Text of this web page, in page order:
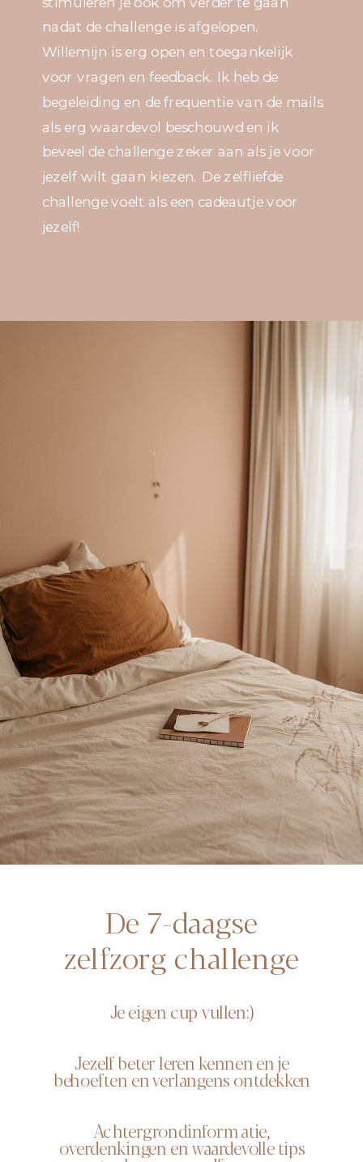
nadat de challenge is afgelopen.
Willemijn is erg open en toegankelijk
voor vragen en feedback. Ik heb de
begeleiding en de frequentie van de mails
als erg waardevol beschouwd en ik
beveel de challenge zeker aan als je voor
jezelf wilt gaan kiezen. De zelfliefde
challenge voelt als een cadeautje voor
jezelf!
Je eigen cup vullen:)
Jezelf beter leren kennen en je
behoeften en verlangens ontdekken
Achtergrondinformatie,
overdenkingen en waardevolle tips
De 7-daagse
zelfzorg challenge